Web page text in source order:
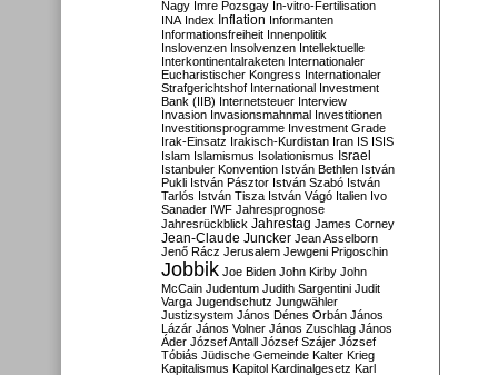
Nagy Imre Pozsgay In-vitro-Fertilisation
INA Index Inflation Informanten
Informationsfreiheit Innenpolitik
Inslovenzen Insolvenzen Intellektuelle
Interkontinentalraketen Internationaler
Eucharistischer Kongress Internationaler
Strafgerichtshof International Investment
Bank (IIB) Internetsteuer Interview
Invasion Invasionsmahnmal Investitionen
Investitionsprogramme Investment Grade
Irak-Einsatz Irakisch-Kurdistan Iran IS ISIS
Islam Islamismus Isolationismus Israel
Istanbuler Konvention István Bethlen István
Pukli István Pásztor István Szabó István
Tarlós István Tisza István Vágó Italien Ivo
Sanader IWF Jahresprognose
Jahresrückblick Jahrestag James Corney
Jean-Claude Juncker Jean Asselborn
Jenő Rácz Jerusalem Jewgeni Prigoschin
Jobbik Joe Biden John Kirby John
McCain Judentum Judith Sargentini Judit
Varga Jugendschutz Jungwähler
Justizsystem János Dénes Orbán János
Lázár János Volner János Zuschlag János
Áder József Antall József Szájer József
Tóbiás Jüdische Gemeinde Kalter Krieg
Kapitalismus Kapitol Kardinalgesetz Karl